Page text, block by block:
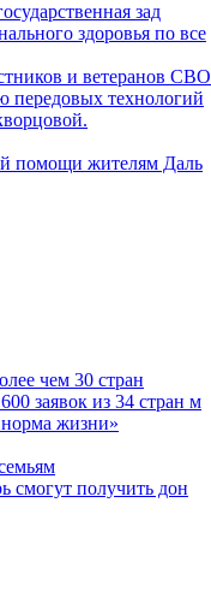
зад
здоровья по все
и ветеранов СВО
передовых технологий
помощи жителям Даль
чем 30 стран
заявок из 34 стран м
жизни»
смогут получить дон